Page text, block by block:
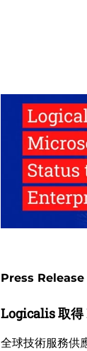
Press Release
Logicalis 取得
全球技術服務